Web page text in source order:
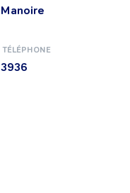
Manoire
TÉLÉPHONE
3936